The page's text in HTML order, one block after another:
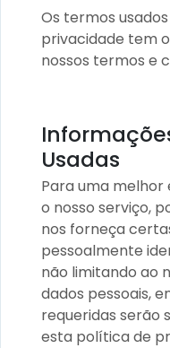
Os termos
privacidade tem
nossos termos e
Usadas
Para uma melhor
o nosso serviço,
nos forneça
pessoalmente
não limitando ao
dados pessoais,
requeridas serão
esta política de